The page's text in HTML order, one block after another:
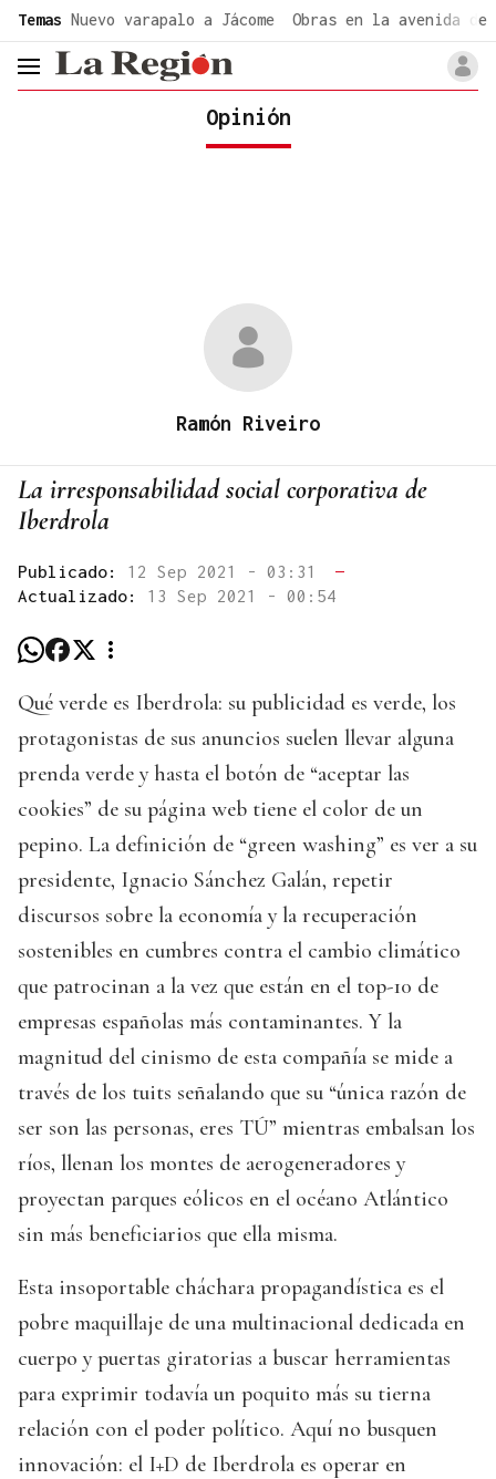
Temas Nuevo varapalo a Jácome Obras en la avenida de
header.menu.open
Opinión
Ramón Riveiro
La irresponsabilidad social corporativa de
Iberdrola
Publicado: 12 Sep 2021 - 03:31
—
Actualizado: 13 Sep 2021 - 00:54
Qué verde es Iberdrola: su publicidad es verde, los
protagonistas de sus anuncios suelen llevar alguna
prenda verde y hasta el botón de “aceptar las
cookies” de su página web tiene el color de un
pepino. La definición de “green washing” es ver a su
presidente, Ignacio Sánchez Galán, repetir
discursos sobre la economía y la recuperación
sostenibles en cumbres contra el cambio climático
que patrocinan a la vez que están en el top-10 de
empresas españolas más contaminantes. Y la
magnitud del cinismo de esta compañía se mide a
través de los tuits señalando que su “única razón de
ser son las personas, eres TÚ” mientras embalsan los
ríos, llenan los montes de aerogeneradores y
proyectan parques eólicos en el océano Atlántico
sin más beneficiarios que ella misma.
Esta insoportable cháchara propagandística es el
pobre maquillaje de una multinacional dedicada en
cuerpo y puertas giratorias a buscar herramientas
para exprimir todavía un poquito más su tierna
relación con el poder político. Aquí no busquen
innovación: el I+D de Iberdrola es operar en